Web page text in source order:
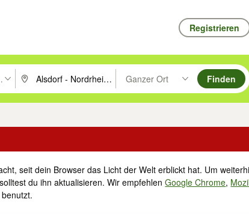
Registrieren
mit den Pfeiltasten nach oben/unten durchsuchen
PLZ oder Ort eingeben. Eingabetaste drücken um zu
Ganzer Ort
Suche im Umkreis des gewählten
Finden
seit dein Browser das Licht der Welt erblickt hat. Um
du ihn aktualisieren. Wir empfehlenGoogle Chrome,